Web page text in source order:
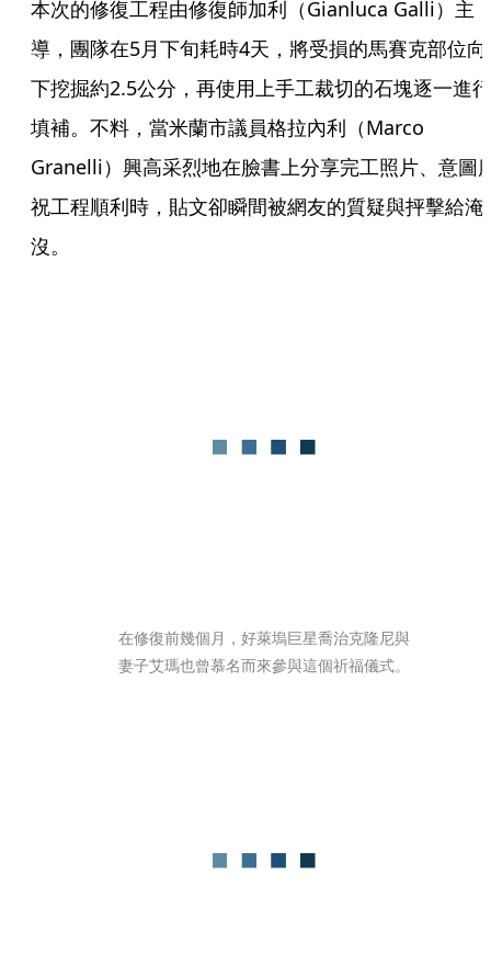
本次的修復工程由修復師加利（Gianluca Galli）主
導，團隊在5月下旬耗時4天，將受損的馬賽克部位向
下挖掘約2.5公分，再使用上手工裁切的石塊逐一進行
填補。不料，當米蘭市議員格拉內利（Marco
Granelli）興高采烈地在臉書上分享完工照片、意圖
祝工程順利時，貼文卻瞬間被網友的質疑與抨擊給淹
沒。
在修復前幾個月，好萊塢巨星喬治克隆尼與
妻子艾瑪也曾慕名而來參與這個祈福儀式。